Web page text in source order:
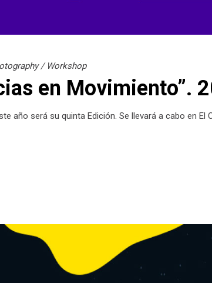
/ Workshop
en Movimiento”.
año será su quinta Edición. Se llevará a cabo en El